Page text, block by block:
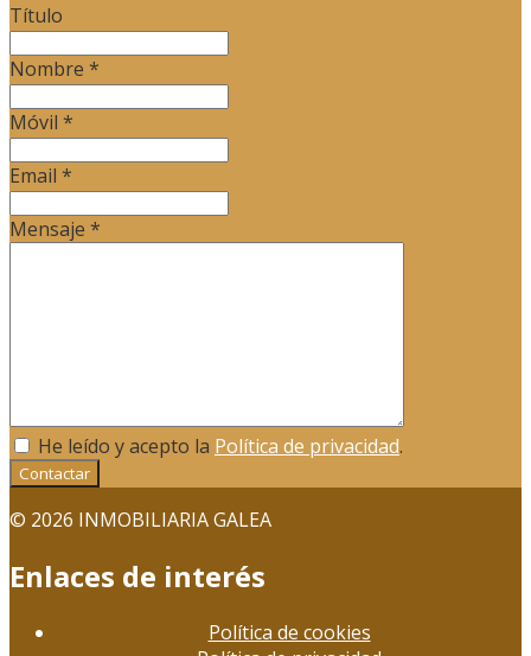
Título
Nombre *
Móvil *
Email *
Mensaje *
He leído y acepto la Política de privacidad.
Contactar
© 2026 INMOBILIARIA GALEA
Enlaces de interés
Política de cookies